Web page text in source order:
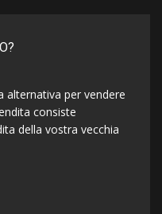
alternativa per vendere
consiste
della vostra vecchia